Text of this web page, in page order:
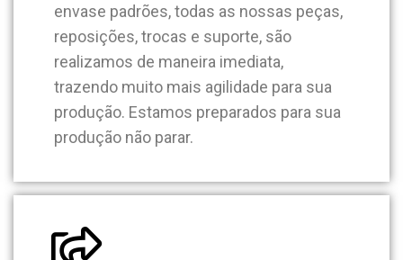
envase padrões, todas as nossas peças,
reposições, trocas e suporte, são
realizamos de maneira imediata,
trazendo muito mais agilidade para sua
produção. Estamos preparados para sua
produção não parar.